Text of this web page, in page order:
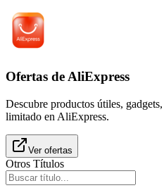
Ofertas de AliExpress
Descubre productos útiles,
limitado en AliExpress.
Ver ofertas
Otros Títulos